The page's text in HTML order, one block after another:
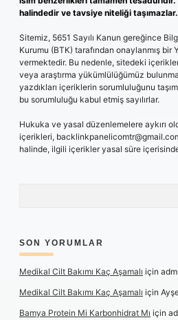
halindedir ve tavsiye niteliği taşımazlar.
Sitemiz, 5651 Sayılı Kanun gereğince
Kurumu (BTK) tarafından onaylanmış bir
vermektedir. Bu nedenle, sitedeki
veya araştırma yükümlülüğümüz
yazdıkları içeriklerin sorumluluğunu
bu sorumluluğu kabul etmiş sayılırlar.
Hukuka ve yasal düzenlemelere aykırı
içerikleri,
halinde, ilgili içerikler yasal süre
SON YORUMLAR
Medikal Cilt Bakımı Kaç Aşamalı için
Medikal Cilt Bakımı Kaç Aşamalı için
Bamya Protein Mi Karbonhidrat Mı için